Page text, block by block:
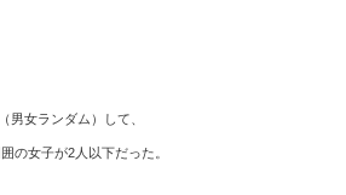
女ランダム）して、
女子が2人以下だった。